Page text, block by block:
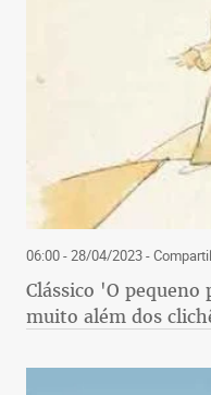
06:00 - 28/04/2023-
Clássico 'O
muito além dos